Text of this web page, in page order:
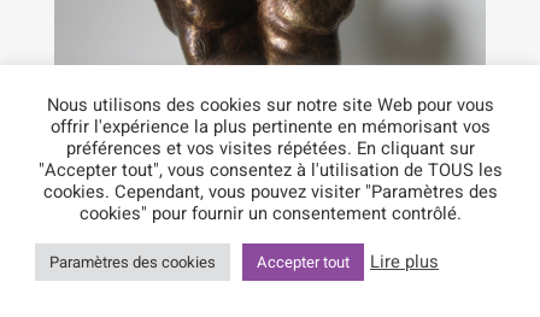
Athlète
Nous utilisons des cookies sur notre site Web pour vous
offrir l'expérience la plus pertinente en mémorisant vos
préférences et vos visites répétées. En cliquant sur
"Accepter tout", vous consentez à l'utilisation de TOUS les
cookies. Cependant, vous pouvez visiter "Paramètres des
cookies" pour fournir un consentement contrôlé.
Paramètres des cookies Accepter tout Lire plus